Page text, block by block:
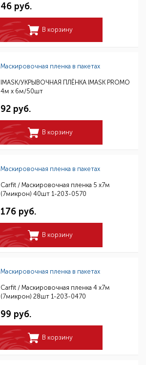
46 руб.
В корзину
Маскировочная пленка в пакетах
IMASK/УКРЫВОЧНАЯ ПЛЁНКА IMASK PROMO
4м x 6м/50шт
92 руб.
В корзину
Маскировочная пленка в пакетах
Carfit / Маскировочная пленка 5 х7м
(7микрон) 40шт 1-203-0570
176 руб.
В корзину
Маскировочная пленка в пакетах
Carfit / Маскировочная пленка 4 х7м
(7микрон) 28шт 1-203-0470
99 руб.
В корзину